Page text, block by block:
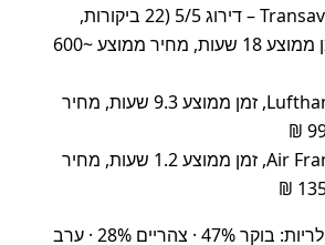
Transavia France – דירוג 5/5 (22 ביקורות,
~16%), זמן ממוצע 18 שעות, מחיר ממוצע ~600
Lufthansa (~7%), זמן ממוצע 9.3 שעות, מחיר
Air France (~3%), זמן ממוצע 1.2 שעות, מחיר
שעות יציאה פופולריות: בוקר 47% · צהריים 28% · ערב